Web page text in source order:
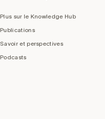
Plus sur le Knowledge Hub
Publications
Savoir et perspectives
Podcasts